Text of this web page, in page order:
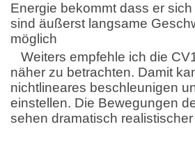
Energie bekommt dass er
sind äußerst langsame
möglich
Weiters empfehle ich die
näher zu betrachten. Damit
nichtlineares beschleunigen
einstellen. Die Bewegungen
sehen dramatisch